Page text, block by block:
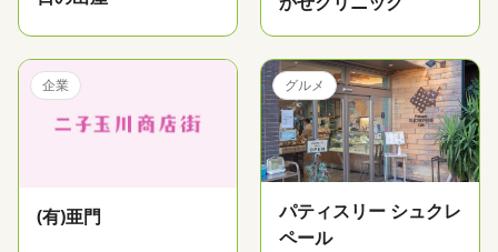
企業
(有)亜門
グルメ
パティスリー シュクレ
ペール